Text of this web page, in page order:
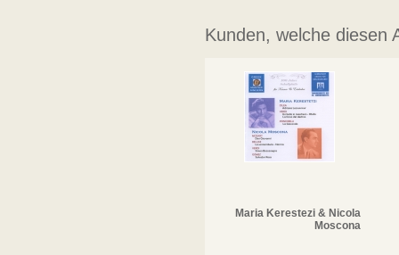
Kunden, welche diesen
Maria Kerestezi & Nicola
Moscona